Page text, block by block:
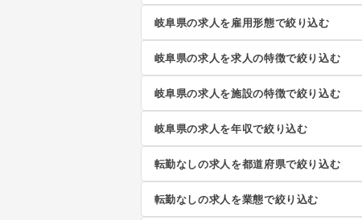
岐阜県の求人を雇用形態で絞り込む
岐阜県の求人を求人の特徴で絞り込む
岐阜県の求人を施設の特徴で絞り込む
岐阜県の求人を年収で絞り込む
転勤なしの求人を都道府県で絞り込む
転勤なしの求人を業態で絞り込む